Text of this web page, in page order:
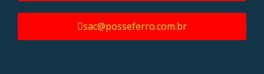
sac@posseferro.com.br